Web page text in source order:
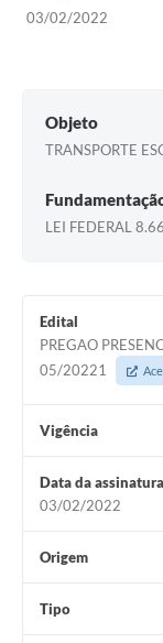
03/02/2022
Objeto
TRANSPORTE
LEI FEDERAL
Edital
PREGAO
05/20221
Vigência
Data da assinatura
03/02/2022
Origem
Tipo